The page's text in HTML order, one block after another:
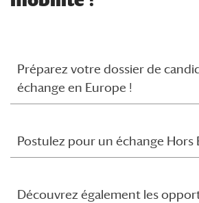
Préparez votre dossier de
échange en Europe !
Postulez pour un échange Hors
Découvrez également les